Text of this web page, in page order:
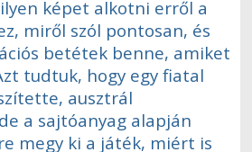
képet alkotni erről a
miről szól pontosan, és
betétek benne, amiket
tudtuk, hogy egy fiatal
ausztrál
a sajtóanyag alapján
megy ki a játék, miért is